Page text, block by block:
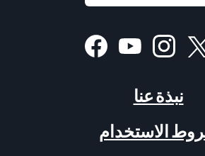
نبذة عنا
الاستخدام